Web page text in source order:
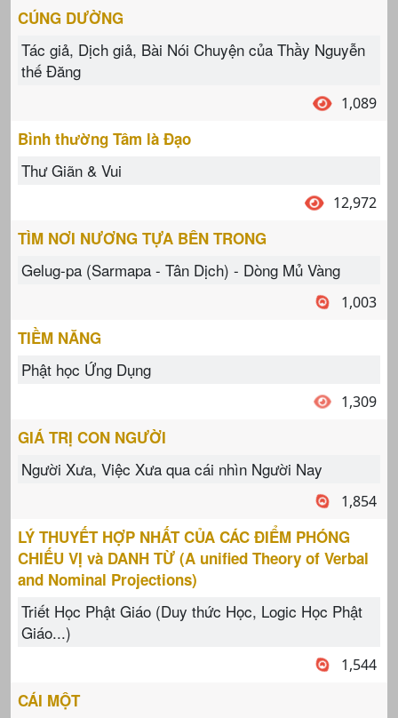
CÚNG DƯỜNG
Tác giả, Dịch giả, Bài Nói Chuyện của Thầy Nguyễn
thế Đăng
1,089
Bình thường Tâm là Đạo
Thư Giãn & Vui
12,972
TÌM NƠI NƯƠNG TỰA BÊN TRONG
Gelug-pa (Sarmapa - Tân Dịch) - Dòng Mủ Vàng
1,003
TIỀM NĂNG
Phật học Ứng Dụng
1,309
GIÁ TRỊ CON NGƯỜI
Người Xưa, Việc Xưa qua cái nhìn Người Nay
1,854
LÝ THUYẾT HỢP NHẤT CỦA CÁC ĐIỂM PHÓNG
CHIẾU VỊ và DANH TỪ (A unified Theory of Verbal
and Nominal Projections)
Triết Học Phật Giáo (Duy thức Học, Logic Học Phật
Giáo...)
1,544
CÁI MỘT